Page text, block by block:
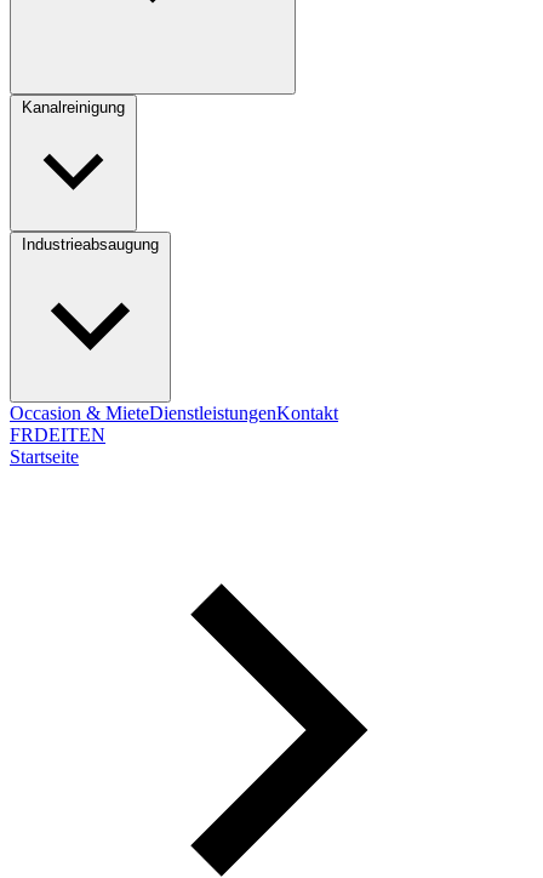
Occasion & MieteDienstleistungenKontakt
FRDEITEN
Startseite